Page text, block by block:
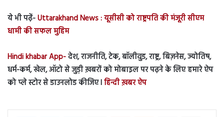
ये भी पढ़ें-Uttarakhand News : यूसीसी को राष्ट्रपति की मंजूरी सीएम
धामी की सफल मुहिम
Hindi khabar App-देश, राजनीति, टेक, बॉलीवुड, राष्ट्र, बिज़नेस, ज्योतिष,
धर्म-कर्म, खेल, ऑटो से जुड़ी ख़बरों को मोबाइल पर पढ़ने के लिए हमारे ऐप
को प्ले स्टोर से डाउनलोड कीजिए lहिन्दी ख़बर ऐप